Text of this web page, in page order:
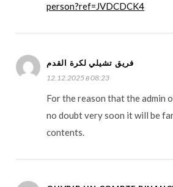
person?ref=JVDCDCK4
فريق تشيلي لكرة القدم
12.12.2025 в 08:23
For the reason that the admin
no doubt very soon it will be
contents.